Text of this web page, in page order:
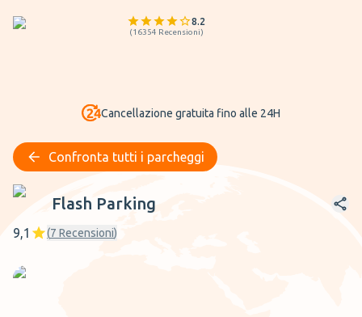
8.2
(16354 Recensioni)
Cancellazione gratuita fino alle 24H
Confronta tutti i parcheggi
Flash Parking
Flash Parking
9,1 (7 Recensioni)